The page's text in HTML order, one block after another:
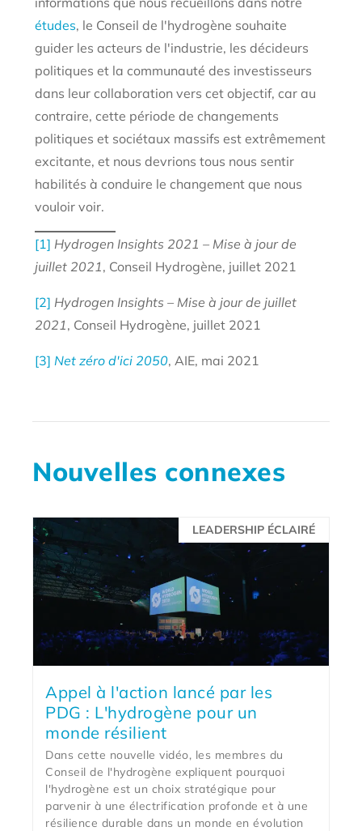
études, le Conseil de l'hydrogène souhaite
guider les acteurs de l'industrie, les décideurs
politiques et la communauté des investisseurs
dans leur collaboration vers cet objectif, car au
contraire, cette période de changements
politiques et sociétaux massifs est extrêmement
excitante, et nous devrions tous nous sentir
habilités à conduire le changement que nous
vouloir voir.
[1] Hydrogen Insights 2021 – Mise à jour de
juillet 2021, Conseil Hydrogène, juillet 2021
[2] Hydrogen Insights – Mise à jour de juillet
2021, Conseil Hydrogène, juillet 2021
[3] Net zéro d'ici 2050, AIE, mai 2021
Nouvelles connexes
LEADERSHIP ÉCLAIRÉ
Appel à l'action lancé par les
PDG : L'hydrogène pour un
monde résilient
Dans cette nouvelle vidéo, les membres du
Conseil de l'hydrogène expliquent pourquoi
l'hydrogène est un choix stratégique pour
parvenir à une électrification profonde et à une
résilience durable dans un monde en évolution